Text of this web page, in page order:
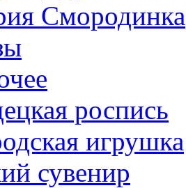
Смородинка
роспись
игрушка
сувенир